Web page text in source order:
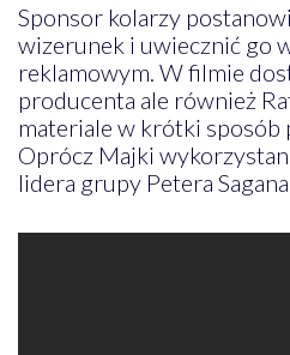
Sponsor kolarzy
wizerunek i uwiecznić go
reklamowym. W filmie
producenta ale również
materiale w krótki sposób
Oprócz Majki
lidera grupy Petera